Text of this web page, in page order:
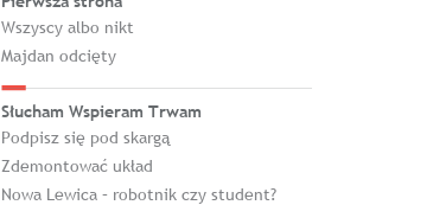
Wszyscy albo nikt
Majdan odcięty
Słucham Wspieram Trwam
Podpisz się pod skargą
Zdemontować układ
Nowa Lewica – robotnik czy student?